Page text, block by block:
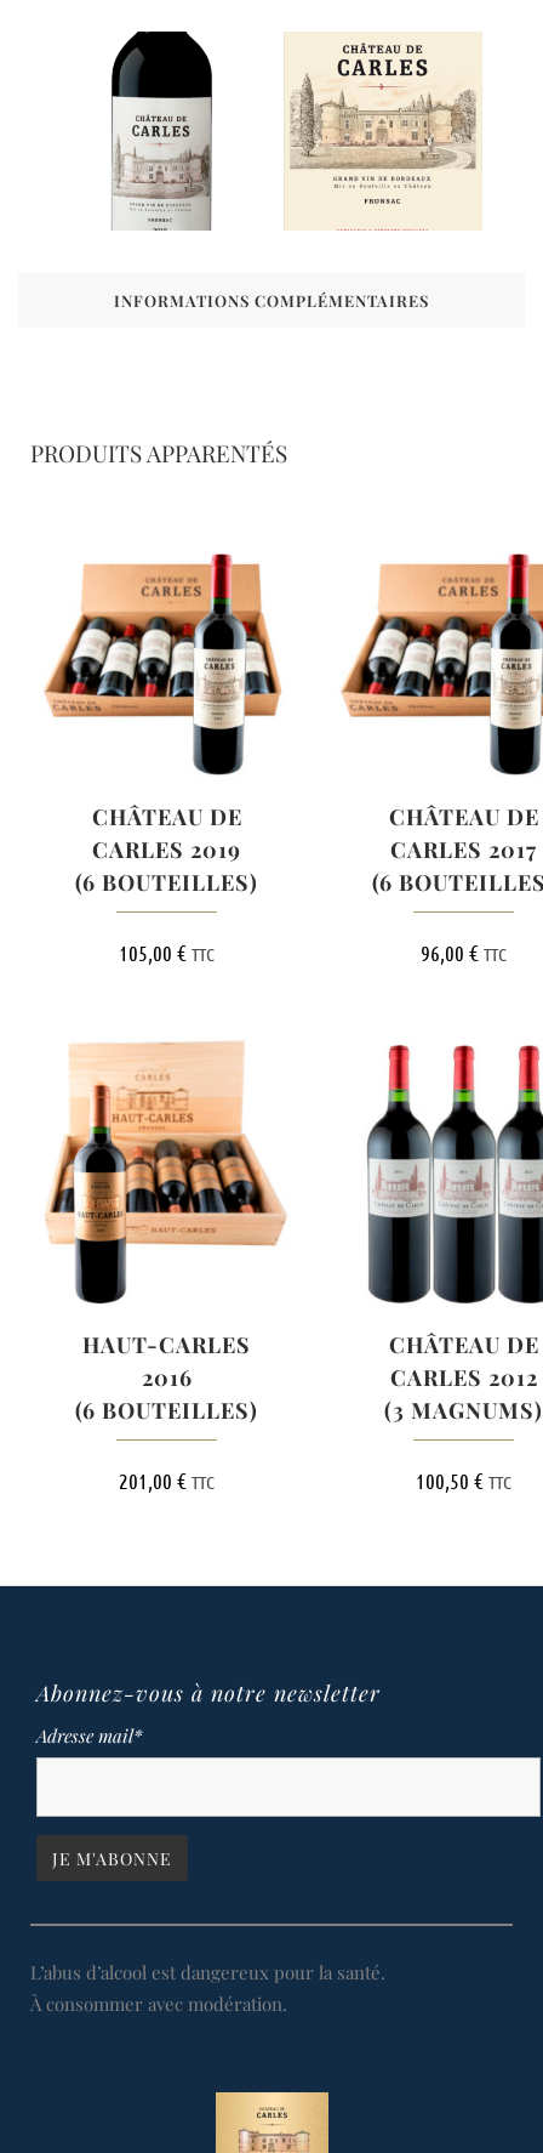
INFORMATIONS COMPLÉMENTAIRES
PRODUITS APPARENTÉS
CHÂTEAU DE
CARLES 2019
(6 BOUTEILLES)
105,00 € TTC
CHÂTEAU DE
CARLES 2017
(6
96,00 € TTC
HAUT-CARLES
2016
(6 BOUTEILLES)
201,00 € TTC
CHÂTEAU DE
CARLES 2012
(3 MAGNUMS)
100,50 € TTC
Abonnez-vous à notre newsletter
Adresse mail*
L’abus d’alcool est dangereux pour la santé.
À consommer avec modération.